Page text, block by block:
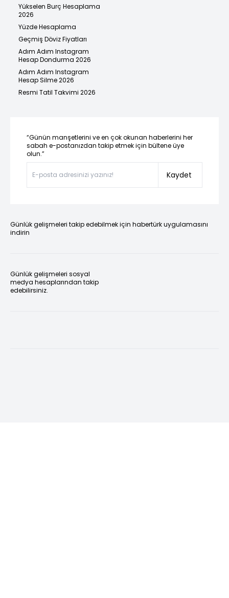
Yükselen Burç Hesaplama
2026
Yüzde Hesaplama
Geçmiş Döviz Fiyatları
Adım Adım Instagram
Hesap Dondurma 2026
Adım Adım Instagram
Hesap Silme 2026
Resmi Tatil Takvimi 2026
“Günün manşetlerini ve en çok okunan haberlerini her
sabah e-postanızdan takip etmek için bültene üye
olun.”
Kaydet
Günlük gelişmeleri takip edebilmek için habertürk uygulamasını
indirin
Günlük gelişmeleri sosyal
medya hesaplarından takip
edebilirsiniz.